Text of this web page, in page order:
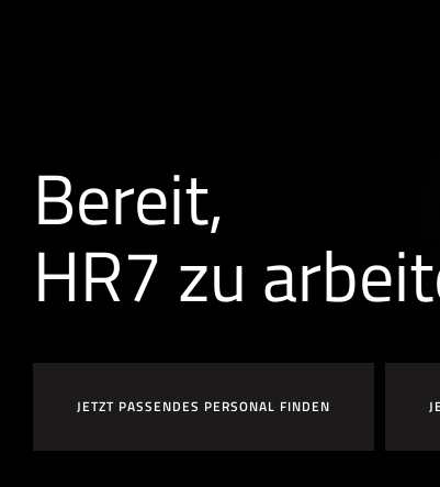
Bereit,
HR7 zu
JETZT PASSENDES PERSONAL FINDEN